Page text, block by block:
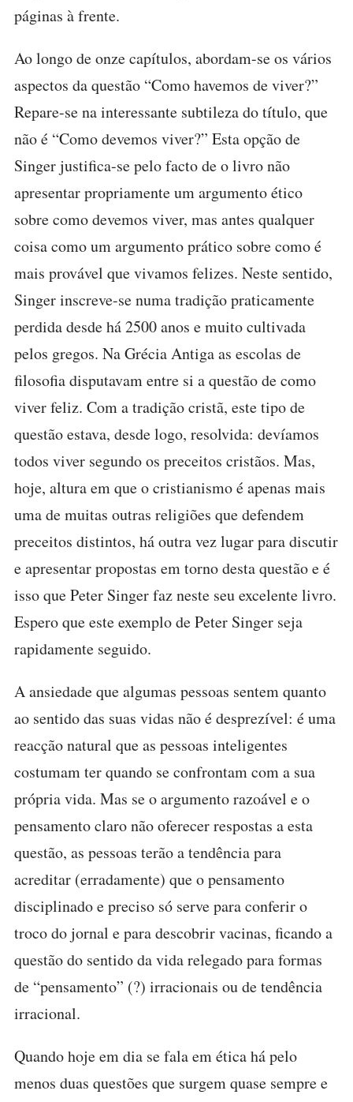
páginas à frente.
Ao longo de onze capítulos, abordam-se os vários
aspectos da questão “Como havemos de viver?”
Repare-se na interessante subtileza do título, que
não é “Como devemos viver?” Esta opção de
Singer justifica-se pelo facto de o livro não
apresentar propriamente um argumento ético
sobre como devemos viver, mas antes qualquer
coisa como um argumento prático sobre como é
mais provável que vivamos felizes. Neste sentido,
Singer inscreve-se numa tradição praticamente
perdida desde há 2500 anos e muito cultivada
pelos gregos. Na Grécia Antiga as escolas de
filosofia disputavam entre si a questão de como
viver feliz. Com a tradição cristã, este tipo de
questão estava, desde logo, resolvida: devíamos
todos viver segundo os preceitos cristãos. Mas,
hoje, altura em que o cristianismo é apenas mais
uma de muitas outras religiões que defendem
preceitos distintos, há outra vez lugar para discutir
e apresentar propostas em torno desta questão e é
isso que Peter Singer faz neste seu excelente livro.
Espero que este exemplo de Peter Singer seja
rapidamente seguido.
A ansiedade que algumas pessoas sentem quanto
ao sentido das suas vidas não é desprezível: é uma
reacção natural que as pessoas inteligentes
costumam ter quando se confrontam com a sua
própria vida. Mas se o argumento razoável e o
pensamento claro não oferecer respostas a esta
questão, as pessoas terão a tendência para
acreditar (erradamente) que o pensamento
disciplinado e preciso só serve para conferir o
troco do jornal e para descobrir vacinas, ficando a
questão do sentido da vida relegado para formas
de “pensamento” (?) irracionais ou de tendência
irracional.
Quando hoje em dia se fala em ética há pelo
menos duas questões que surgem quase sempre e